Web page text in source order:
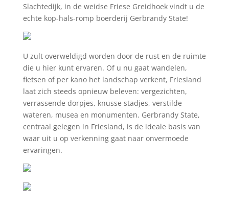
Slachtedijk, in de weidse Friese Greidhoek vindt u de
echte kop-hals-romp boerderij Gerbrandy State!
U zult overweldigd worden door de rust en de ruimte
die u hier kunt ervaren. Of u nu gaat wandelen,
fietsen of per kano het landschap verkent, Friesland
laat zich steeds opnieuw beleven: vergezichten,
verrassende dorpjes, knusse stadjes, verstilde
wateren, musea en monumenten. Gerbrandy State,
centraal gelegen in Friesland, is de ideale basis van
waar uit u op verkenning gaat naar onvermoede
ervaringen.